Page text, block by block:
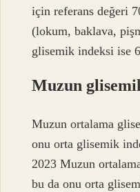
için referans değeri
(lokum, baklava,
glisemik indeksi ise
Muzun
Muzun ortalama
onu orta glisemik
2023 Muzun
bu da onu orta